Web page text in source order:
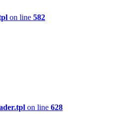
on line 582
on line 628